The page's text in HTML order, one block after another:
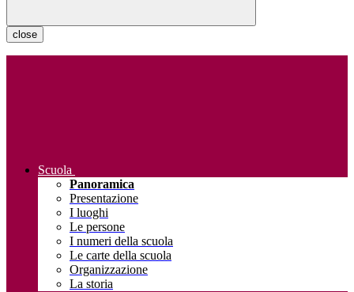
close
Scuola
Panoramica
Presentazione
I luoghi
Le persone
I numeri della scuola
Le carte della scuola
Organizzazione
La storia